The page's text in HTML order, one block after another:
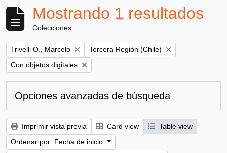
Mostrando 1 resultados
Colecciones
Remove filter:
Trivelli O., Marcelo Remove filter:
Tercera Región (Chile)
Remove filter:
Con objetos digitales
Opciones avanzadas de búsqueda
Imprimir vista previa Card view
Table view
Ordenar por: Fecha de inicio